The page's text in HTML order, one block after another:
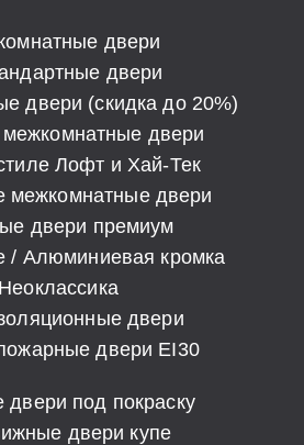
двери
двери
двери (скидка до 20%)
межкомнатные двери
Лофт и Хай-Тек
межкомнатные двери
двери премиум
/ Алюминиевая кромка
Неоклассика
двери
двери EI30
двери под покраску
двери купе